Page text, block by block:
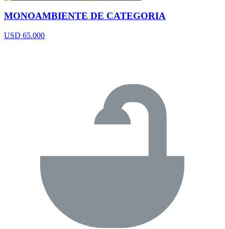
MONOAMBIENTE DE CATEGORIA
USD 65.000